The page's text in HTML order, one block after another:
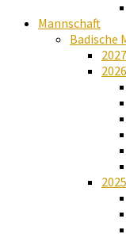
Mannschaft
Badische
2027
2026
2025